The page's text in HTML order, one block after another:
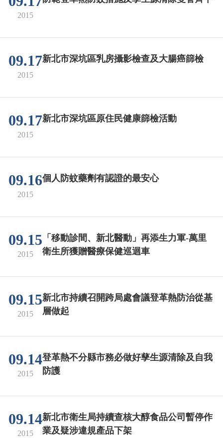
2015
09.17
2015
新北市深坑區乳房攝影檢查及大腸癌篩檢
09.17
2015
新北市深坑區原住民健康篩檢活動
09.16
2015
個人防蚊藥劑有認證的最安心
09.15
2015
「移動診間、新北醫動」再添生力軍-萬里
衛生所獲贈醫療保健巡迴車
09.15
2015
新北市持續召開跨局處會議登革熱防治從基
層做起
09.14
2015
登革熱不分縣市務必做好孳生源清除及自我
防護
09.14
2015
新北市衛生局持續查核大醇食品公司暫停作
業及疑涉違規產品下架